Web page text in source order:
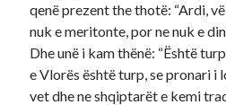
qenë prezent the thotë: “Ardi,
nuk e meritonte, por ne nuk e
Dhe unë i kam thënë: “Është
e Vlorës është turp, se pronari i
vet dhe ne shqiptarët e kemi